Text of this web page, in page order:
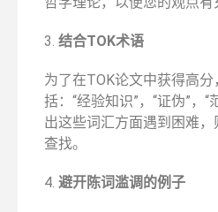
3. 结合TOK术语
为了在TOK论文中获得高
括：“经验知识”，“证伪”，
出这些词汇方面遇到困难
查找。
4. 避开陈词滥调的例子